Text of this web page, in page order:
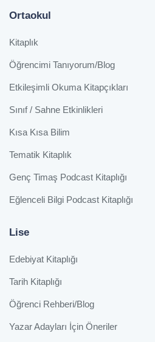
Ortaokul
Kitaplık
Öğrencimi Tanıyorum/Blog
Etkileşimli Okuma Kitapçıkları
Sınıf / Sahne Etkinlikleri
Kısa Kısa Bilim
Tematik Kitaplık
Genç Timaş Podcast Kitaplığı
Eğlenceli Bilgi Podcast Kitaplığı
Lise
Edebiyat Kitaplığı
Tarih Kitaplığı
Öğrenci Rehberi/Blog
Yazar Adayları İçin Öneriler